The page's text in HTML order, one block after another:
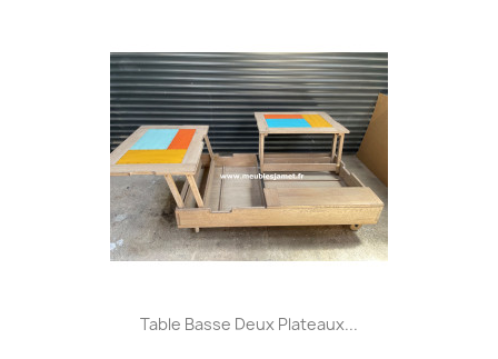
Table Basse Deux Plateaux...